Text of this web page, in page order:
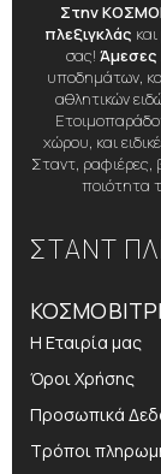
Στην
πλεξιγκλάς και
σας! Άμεσες
υποδημάτων,
αθλητικών
χώρου, και
Σταντ, ραφιέρες,
ποιότητα
ΣΤΑΝΤ
Η Εταιρία μας
Όροι Χρήσης
Προσωπικά
Τρόποι